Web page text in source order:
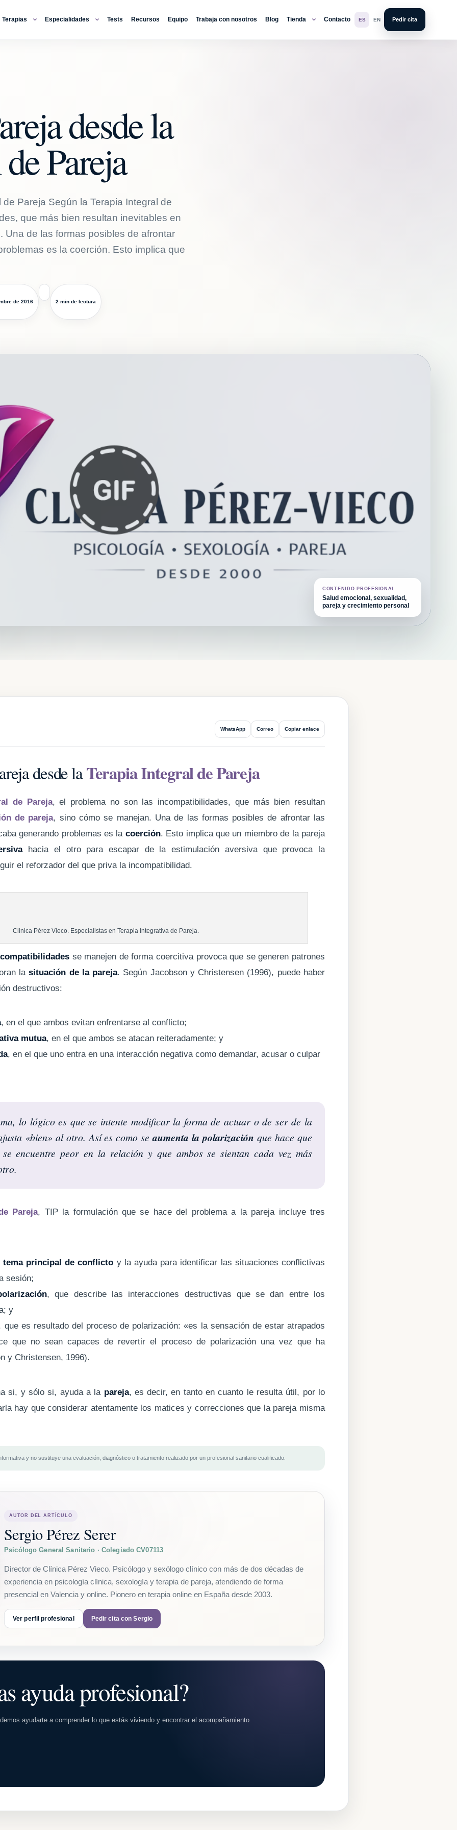
Terapias Especialidades Tests Recursos Equipo Trabaja con nosotros Blog Tienda Contacto ES EN Pedir cita
desde la
Pareja
Pareja Según la Terapia Integral de
que más bien resultan inevitables en
de las formas posibles de afrontar
es la coerción. Esto implica que
de 2016 2 min de lectura
CONTENIDO PROFESIONAL
Salud emocional, sexualidad,
pareja y crecimiento personal
WhatsApp Correo Copiar enlace
desde laTerapia Integral de Pareja
de Pareja, el problema no son las incompatibilidades, que más bien resultan
de pareja, sino cómo se manejan. Una de las formas posibles de afrontar las
generando problemas es la coerción. Esto implica que un miembro de la pareja
hacia el otro para escapar de la estimulación aversiva que provoca la
el reforzador del que priva la incompatibilidad.
Clinica Pérez Vieco. Especialistas en Terapia Integrativa de Pareja.
se manejen de forma coercitiva provoca que se generen patrones
lasituación de la pareja. Según Jacobson y Christensen (1996), puede haber
destructivos:
, en el que ambos evitan enfrentarse al conflicto;
mutua, en el que ambos se atacan reiteradamente; y
, en el que uno entra en una interacción negativa como demandar, acusar o culpar
lo lógico es que se intente modificar la forma de actuar o de ser de la
«bien» al otro. Así es como seaumenta la polarización que hace que
encuentre peor en la relación y que ambos se sientan cada vez más
Pareja, TIP la formulación que se hace del problema a la pareja incluye tres
tema principal de conflicto y la ayuda para identificar las situaciones conflictivas
sesión;
, que describe las interacciones destructivas que se dan entre los
y
que es resultado del proceso de polarización: «es la sensación de estar atrapados
que no sean capaces de revertir el proceso de polarización una vez que ha
y Christensen, 1996).
si, y sólo si, ayuda a la pareja, es decir, en tanto en cuanto le resulta útil, por lo
hay que considerar atentamente los matices y correcciones que la pareja misma
y no sustituye una evaluación, diagnóstico o tratamiento realizado por un profesional sanitario cualificado.
AUTOR DEL ARTÍCULO
Sergio Pérez Serer
Psicólogo General Sanitario · Colegiado CV07113
Director de Clínica Pérez Vieco. Psicólogo y sexólogo clínico con más de dos décadas de
experiencia en psicología clínica, sexología y terapia de pareja, atendiendo de forma
presencial en Valencia y online. Pionero en terapia online en España desde 2003.
Ver perfil profesional Pedir cita con Sergio
ayuda profesional?
ayudarte a comprender lo que estás viviendo y encontrar el acompañamiento